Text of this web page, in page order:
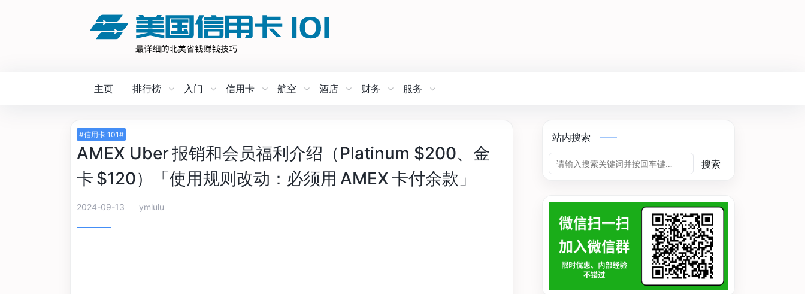
主页 排行榜 入门 信用卡 航空 酒店 财务 服务
#信用卡 101#
AMEX Uber 报销和会员福利介绍（Platinum $200、金
卡 $120）「使用规则改动：必须用 AMEX 卡付余款」
2024-09-13 ymlulu
站内搜索
搜索